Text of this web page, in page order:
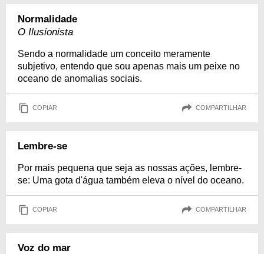
Normalidade
O Ilusionista
Sendo a normalidade um conceito meramente
subjetivo, entendo que sou apenas mais um peixe no
oceano de anomalias sociais.
COPIAR COMPARTILHAR
Lembre-se
Por mais pequena que seja as nossas ações, lembre-
se: Uma gota d'água também eleva o nível do oceano.
COPIAR COMPARTILHAR
Voz do mar